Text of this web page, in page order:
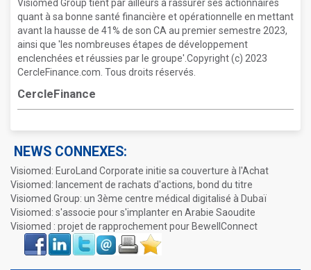
Visiomed Group tient par ailleurs à rassurer ses actionnaires
quant à sa bonne santé financière et opérationnelle en mettant
avant la hausse de 41% de son CA au premier semestre 2023,
ainsi que 'les nombreuses étapes de développement
enclenchées et réussies par le groupe'.Copyright (c) 2023
CercleFinance.com. Tous droits réservés.
CercleFinance
NEWS CONNEXES:
Visiomed: EuroLand Corporate initie sa couverture à l'Achat
Visiomed: lancement de rachats d'actions, bond du titre
Visiomed Group: un 3ème centre médical digitalisé à Dubaï
Visiomed: s'associe pour s'implanter en Arabie Saoudite
Visiomed : projet de rapprochement pour BewellConnect
Face
book
LinkIn Twitter Envoyer ImprimerFavoris